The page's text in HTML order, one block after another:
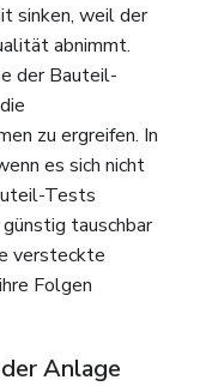
sinken, weil der
abnimmt.
der Bauteil-
zu ergreifen. In
es sich nicht
Tests
tauschbar
versteckte
Folgen
Anlage